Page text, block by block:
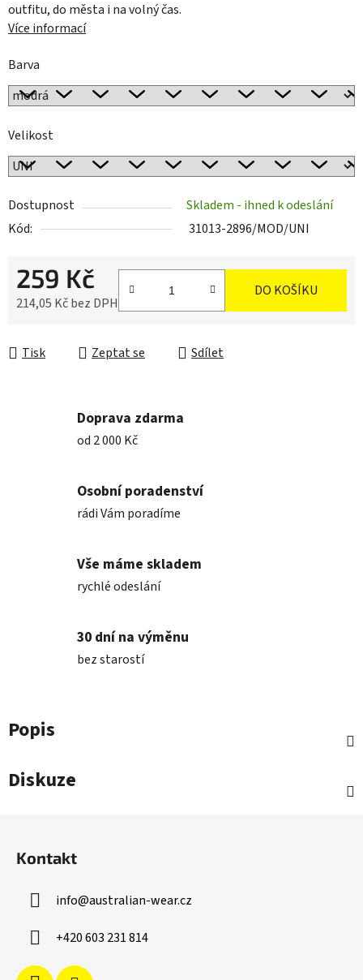
outfitu, do města i na volný čas.
Více informací
Barva
Velikost
Dostupnost
Skladem - ihned k odeslání
Kód:
31013-2896/MOD/UNI
259 Kč
214,05 Kč bez DPH
DO KOŠÍKU
Tisk Zeptat se Sdílet
Doprava zdarma
od 2 000 Kč
Osobní poradenství
rádi Vám poradíme
Vše máme skladem
rychlé odeslání
30 dní na výměnu
bez starostí
Popis
Diskuze
Kontakt
info@australian-wear.cz
+420 603 231 814